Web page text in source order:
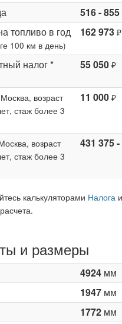
516 - 855
топливо в год
100 км в день)
162 973 ₽
налог * 55 050 ₽
возраст
стаж более 3
11 000 ₽
возраст
стаж более 3
431 375
калькуляторами Налога и
и размеры
4924 мм
1947 мм
1772 мм